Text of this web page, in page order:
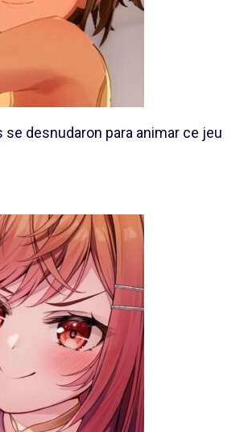
se desnudaron para animar ce jeu